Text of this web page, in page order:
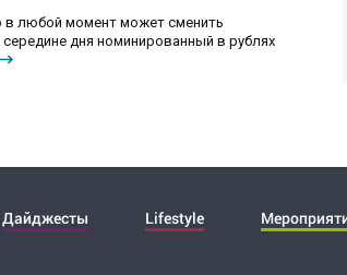
в любой момент может сменить
дня номинированный в рублях
Дайджесты Lifestyle